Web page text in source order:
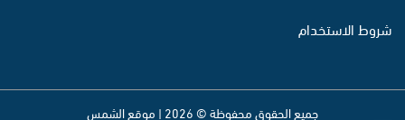
شروط الاستخدام
جميع الحقوق محفوظة © 2026 | موقع الشمس